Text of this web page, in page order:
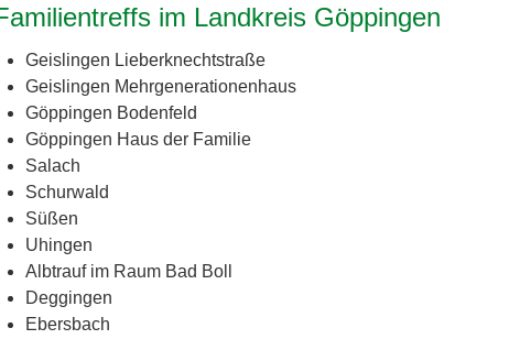
im Landkreis Göppingen
Geislingen Lieberknechtstraße
Geislingen Mehrgenerationenhaus
Göppingen Bodenfeld
Göppingen Haus der Familie
Salach
Schurwald
Süßen
Uhingen
Albtrauf im Raum Bad Boll
Deggingen
Ebersbach